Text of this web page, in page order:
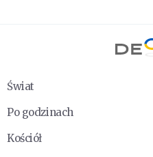
Świat
Po godzinach
Kościół